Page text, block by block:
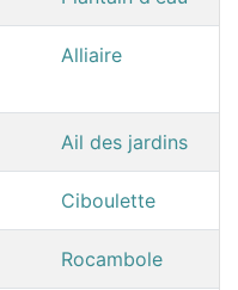
Alliaire
Ail des jardins
Ciboulette
Rocambole